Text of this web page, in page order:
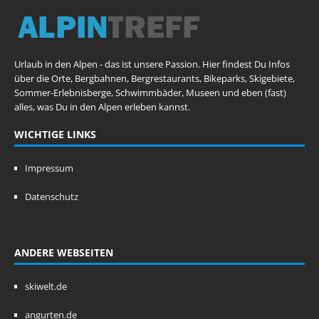
Urlaub in den Alpen - das ist unsere Passion. Hier findest Du Infos
über die Orte, Bergbahnen, Bergrestaurants, Bikeparks, Skigebiete,
Sommer-Erlebnisberge, Schwimmbäder, Museen und eben (fast)
alles, was Du in den Alpen erleben kannst.
WICHTIGE LINKS
Impressum
Datenschutz
ANDERE WEBSEITEN
skiwelt.de
angurten.de